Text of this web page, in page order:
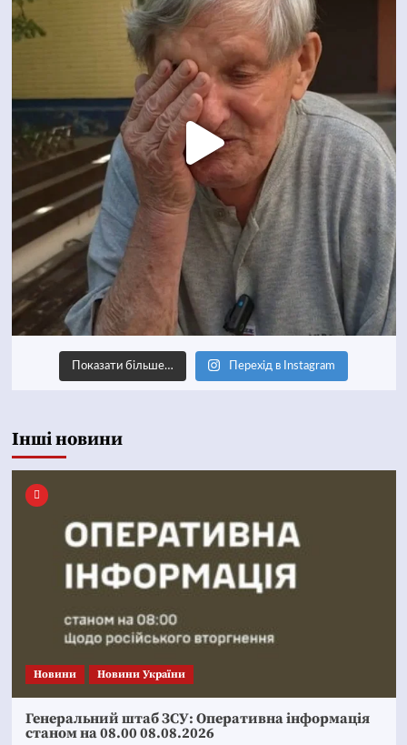
Показати більше… Перехід в Instagram
Інші новини
Новини Новини України
Генеральний штаб ЗСУ: Оперативна інформація
станом на 08.00 08.08.2026